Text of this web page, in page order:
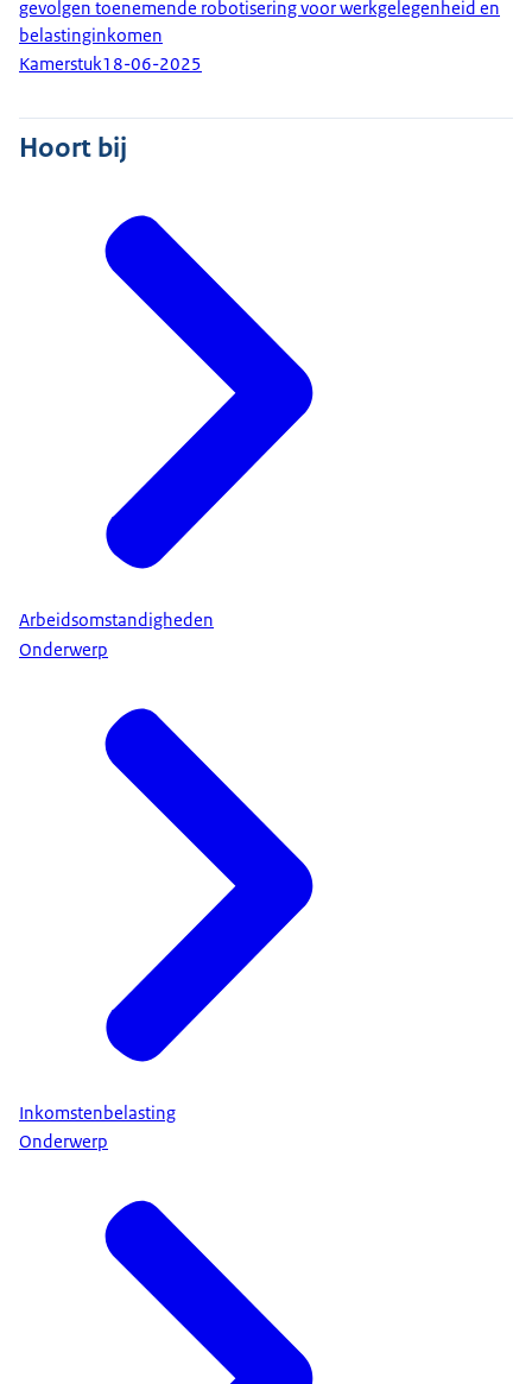
gevolgen toenemende robotisering voor werkgelegenheid en
belastinginkomen
Kamerstuk18-06-2025
Hoort bij
Arbeidsomstandigheden
Onderwerp
Inkomstenbelasting
Onderwerp